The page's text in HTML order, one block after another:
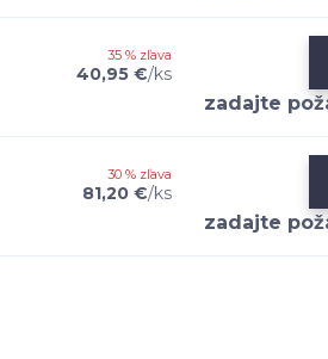
35 % zľava
40,95 €/ks
30 % zľava
81,20 €/ks